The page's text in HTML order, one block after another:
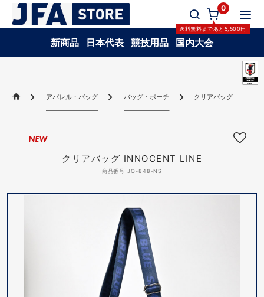
0
送料無料まであと 5,500円
新商品 日本代表 競技用品 国内大会
アパレル・バッグ バッグ・ポーチ クリアバッグ
クリアバッグ INNOCENT LINE
商品番号 JO-848-NS
NEW